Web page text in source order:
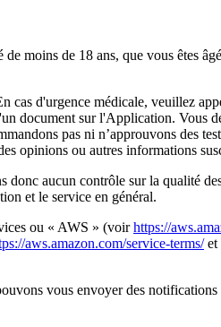
moins de 18 ans, que vous êtes
d'urgence médicale, veuillez
document sur l'Application. Vous
pas ni n’approuvons des
opinions ou autres informations
aucun contrôle sur la qualité
et le service en général.
ou « AWS » (voir https://
aws.amazon.com/service-terms/ et
vous envoyer des